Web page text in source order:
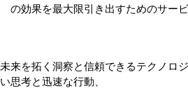
の効果を最大限引き出すためのサー
未来を拓く洞察と信頼できるテクノロ
い思考と迅速な行動、